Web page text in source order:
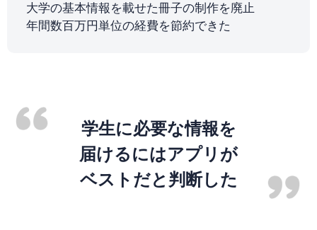
大学の基本情報を載せた冊子の制作を廃止
年間数百万円単位の経費を節約できた
学生に必要な情報を
届けるにはアプリが
ベストだと判断した